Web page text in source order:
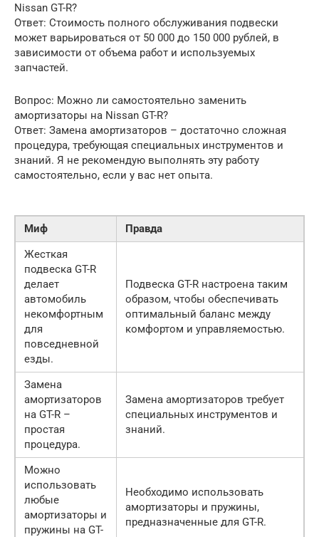
Nissan GT-R?
Ответ: Стоимость полного обслуживания подвески
может варьироваться от 50 000 до 150 000 рублей, в
зависимости от объема работ и используемых
запчастей.
Вопрос: Можно ли самостоятельно заменить
амортизаторы на Nissan GT-R?
Ответ: Замена амортизаторов – достаточно сложная
процедура, требующая специальных инструментов и
знаний. Я не рекомендую выполнять эту работу
самостоятельно, если у вас нет опыта.
Миф
Правда
Жесткая
подвеска GT-R
делает
автомобиль
некомфортным
для
повседневной
езды.
Подвеска GT-R настроена таким
образом, чтобы обеспечивать
оптимальный баланс между
комфортом и управляемостью.
Замена
амортизаторов
на GT-R –
простая
процедура.
Замена амортизаторов требует
специальных инструментов и
знаний.
Можно
использовать
любые
амортизаторы и
пружины на GT-
Необходимо использовать
амортизаторы и пружины,
предназначенные для GT-R.